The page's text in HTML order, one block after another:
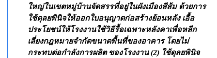
ใหญ่ในเขตหมู่บ้านจัดสรรที่อยู่ในผังเมืองสีส้ม ด้วยการ
ใช้ดุลยพินิจให้ออกใบอนุญาตก่อสร้างย้อนหลัง เอื้อ
ประโยชน์ให้โรงงานใช้วิธีรื้อเฉพาะหลังคาเพื่อหลีก
เลี่ยงกฎหมายจำกัดขนาดพื้นที่ของอาคาร โดยไม่
กระทบต่อกำลังการผลิต ของโรงงาน (2) ใช้ดุลยพินิจ